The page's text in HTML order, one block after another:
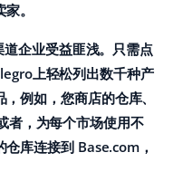
。
道企业受益匪浅。只需点
上轻松列出数千种产
例如，您商店的仓库、
者，为每个市场使用不
库连接到 Base.com，